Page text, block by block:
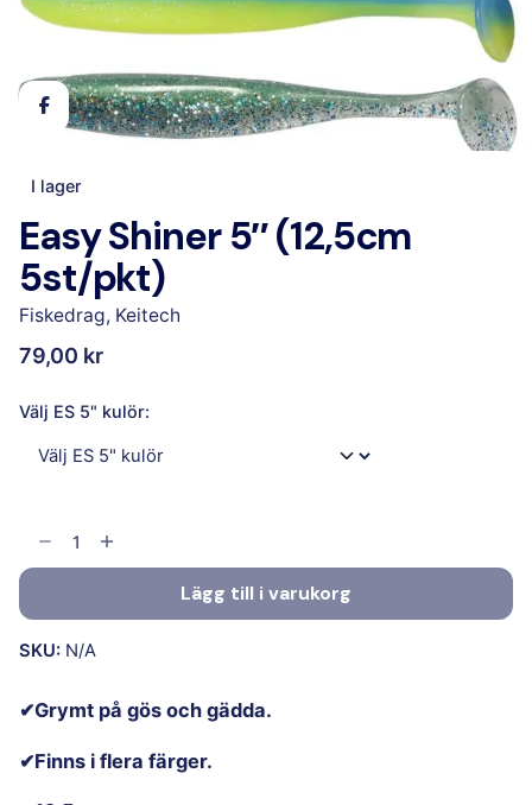
I lager
Easy Shiner 5″ (12,5cm
5st/pkt)
Fiskedrag, Keitech
79,00 kr
Välj ES 5" kulör:
Lägg till i varukorg
SKU: N/A
✔Grymt på gös och gädda.
✔Finns i flera färger.